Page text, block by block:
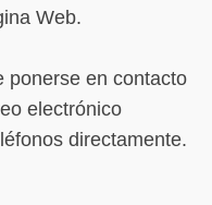
Web.
ponerse en contacto
electrónico
directamente.